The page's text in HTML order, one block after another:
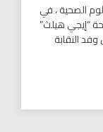
الصحية ، في
“إيجي هيلث”
النقابة